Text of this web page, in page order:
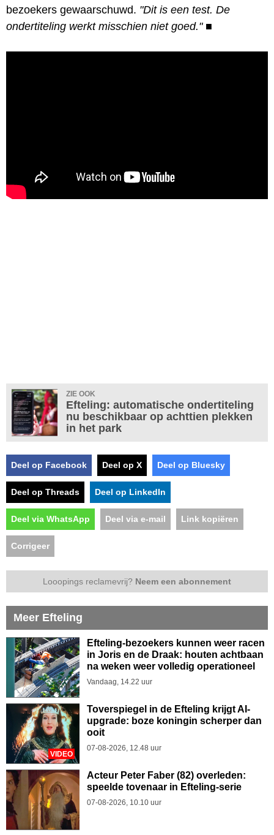
bezoekers gewaarschuwd. "Dit is een test. De
ondertiteling werkt misschien niet goed." ■
ZIE OOK
Efteling: automatische ondertiteling
nu beschikbaar op achttien plekken
in het park
Deel op Facebook Deel op X Deel op Bluesky
Deel op Threads Deel op LinkedIn
Deel via WhatsApp Deel via e-mail Link kopiëren
Corrigeer
Looopings reclamevrij? Neem een abonnement
Meer Efteling
Efteling-bezoekers kunnen weer racen
in Joris en de Draak: houten achtbaan
na weken weer volledig operationeel
Vandaag, 14.22 uur
VIDEO
Toverspiegel in de Efteling krijgt AI-
upgrade: boze koningin scherper dan
ooit
07-08-2026, 12.48 uur
Acteur Peter Faber (82) overleden:
speelde tovenaar in Efteling-serie
07-08-2026, 10.10 uur